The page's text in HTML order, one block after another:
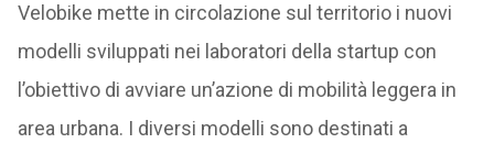
Velobike mette in circolazione sul territorio i nuovi
modelli sviluppati nei laboratori della startup con
l’obiettivo di avviare un’azione di mobilità leggera in
area urbana. I diversi modelli sono destinati a